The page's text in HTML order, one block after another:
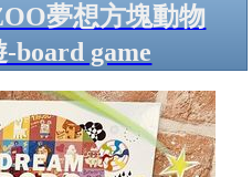
夢想方塊動物
board game